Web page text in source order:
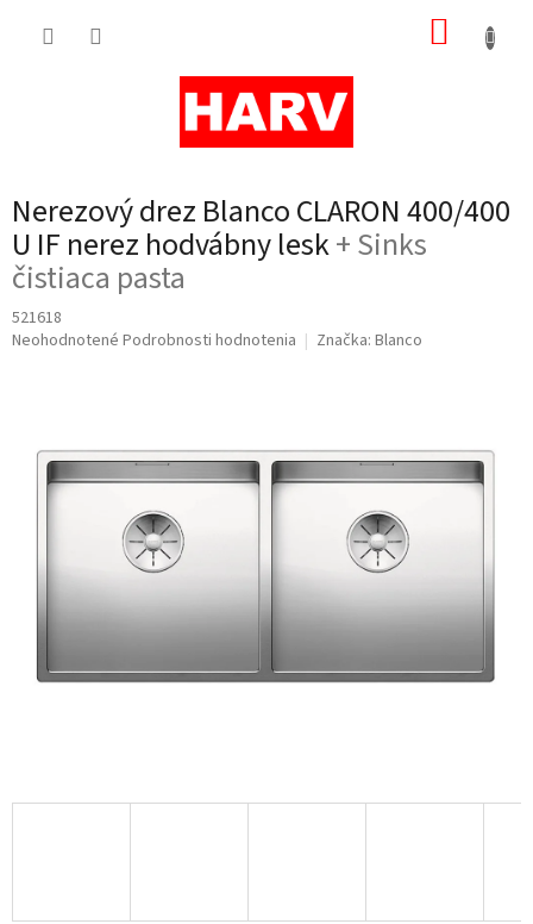
Nerezový drez Blanco CLARON 400/400
U IF nerez hodvábny lesk+ Sinks
čistiaca pasta
521618
Priemerné
hviezdičiek.
Neohodnotené Podrobnosti hodnotenia Značka: Blanco